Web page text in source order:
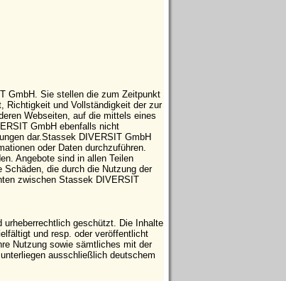
GmbH. Sie stellen die zum Zeitpunkt
Richtigkeit und Vollständigkeit der zur
Webseiten, auf die mittels eines
GmbH ebenfalls nicht
dar.Stassek DIVERSIT GmbH
oder Daten durchzuführen.
Angebote sind in allen Teilen
die durch die Nutzung der
zwischen Stassek DIVERSIT
urheberrechtlich geschützt. Die Inhalte
und resp. oder veröffentlicht
Nutzung sowie sämtliches mit der
ausschließlich deutschem